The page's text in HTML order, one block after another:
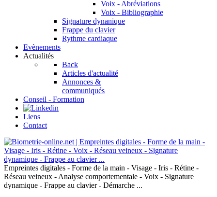
Voix - Abréviations
Voix - Bibliographie
Signature dynanique
Frappe du clavier
Rythme cardiaque
Evènements
Actualités
Back
Articles d'actualité
Annonces &
communiqués
Conseil - Formation
Liens
Contact
Empreintes digitales - Forme de la main - Visage - Iris - Rétine -
Réseau veineux - Analyse comportementale - Voix - Signature
dynamique - Frappe au clavier - Démarche ...